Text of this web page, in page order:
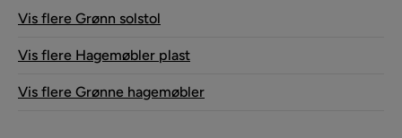
Vis flere Grønn solstol
Vis flere Hagemøbler plast
Vis flere Grønne hagemøbler